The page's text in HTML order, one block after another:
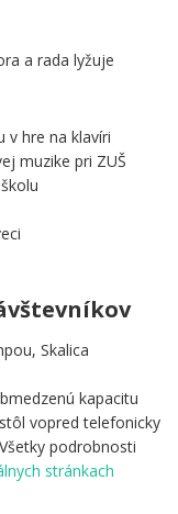
a rada lyžuje
v hre na klavíri
muzike pri ZUŠ
Skalica
kapacitu
vopred telefonicky
podrobnosti
stránkach